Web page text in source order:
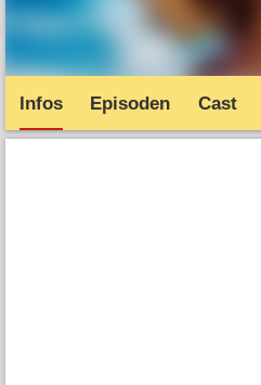
Infos Episoden Cast